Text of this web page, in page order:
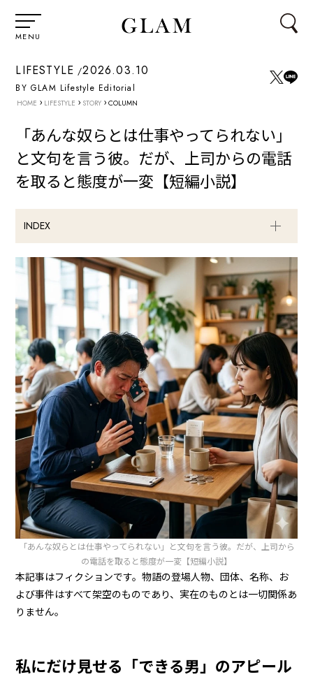
MENU
LIFESTYLE 2026.03.10
BY GLAM Lifestyle Editorial
HOME › LIFESTYLE › STORY › COLUMN
「あんな奴らとは仕事やってられない」
と文句を言う彼。だが、上司からの電話
を取ると態度が一変【短編小説】
INDEX
「あんな奴らとは仕事やってられない」と文句を言う彼。だが、上司から
の電話を取ると態度が一変【短編小説】
本記事はフィクションです。物語の登場人物、団体、名称、お
よび事件はすべて架空のものであり、実在のものとは一切関係あ
りません。
私にだけ見せる「できる男」のアピール